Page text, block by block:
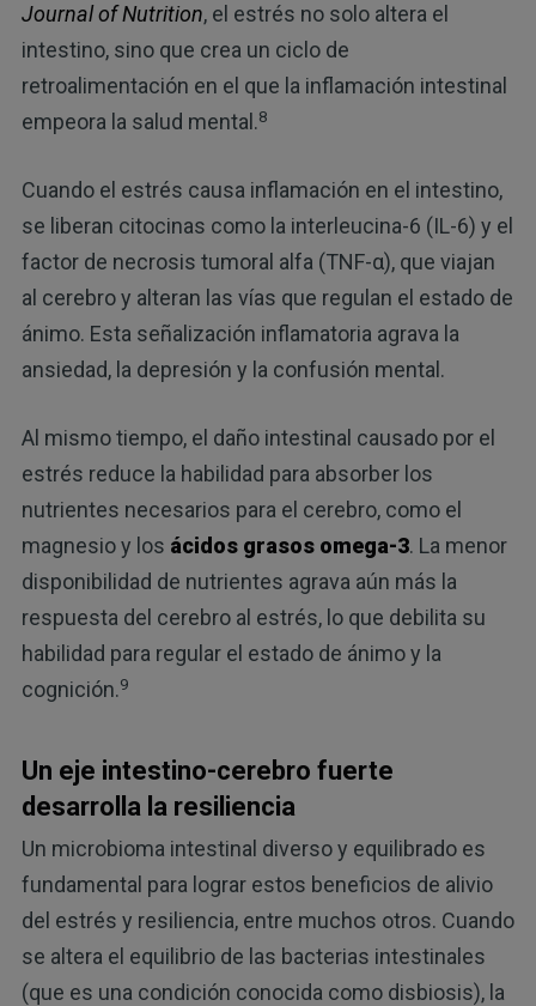
Journal of Nutrition, el estrés no solo altera el
intestino, sino que crea un ciclo de
retroalimentación en el que la inflamación intestinal
empeora la salud mental.8
Cuando el estrés causa inflamación en el intestino,
se liberan citocinas como la interleucina-6 (IL-6) y el
factor de necrosis tumoral alfa (TNF-α), que viajan
al cerebro y alteran las vías que regulan el estado de
ánimo. Esta señalización inflamatoria agrava la
ansiedad, la depresión y la confusión mental.
Al mismo tiempo, el daño intestinal causado por el
estrés reduce la habilidad para absorber los
nutrientes necesarios para el cerebro, como el
magnesio y los ácidos grasos omega-3. La menor
disponibilidad de nutrientes agrava aún más la
respuesta del cerebro al estrés, lo que debilita su
habilidad para regular el estado de ánimo y la
cognición.9
Un eje intestino-cerebro fuerte
desarrolla la resiliencia
Un microbioma intestinal diverso y equilibrado es
fundamental para lograr estos beneficios de alivio
del estrés y resiliencia, entre muchos otros. Cuando
se altera el equilibrio de las bacterias intestinales
(que es una condición conocida como disbiosis), la